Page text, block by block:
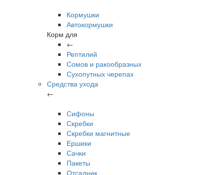
Кормушки
Автокормушки
Корм для
←
Рептилий
Сомов и ракообразных
Сухопутных черепах
Средства ухода
←
Сифоны
Скребки
Скребки магнитные
Ершики
Сачки
Пакеты
Отсадник